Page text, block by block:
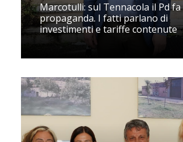
Marcotulli: sul Tennacola il Pd fa
propaganda. I fatti parlano di
investimenti e tariffe contenute